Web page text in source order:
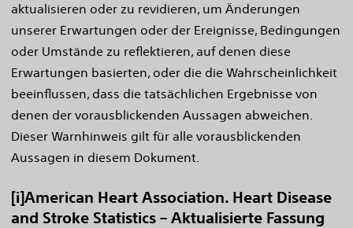
aktualisieren oder zu revidieren, um Änderungen
unserer Erwartungen oder der Ereignisse, Bedingungen
oder Umstände zu reflektieren, auf denen diese
Erwartungen basierten, oder die die Wahrscheinlichkeit
beeinflussen, dass die tatsächlichen Ergebnisse von
denen der vorausblickenden Aussagen abweichen.
Dieser Warnhinweis gilt für alle vorausblickenden
Aussagen in diesem Dokument.
[i]American Heart Association. Heart Disease
and Stroke Statistics – Aktualisierte Fassung